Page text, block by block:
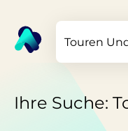
Ihre Suche: